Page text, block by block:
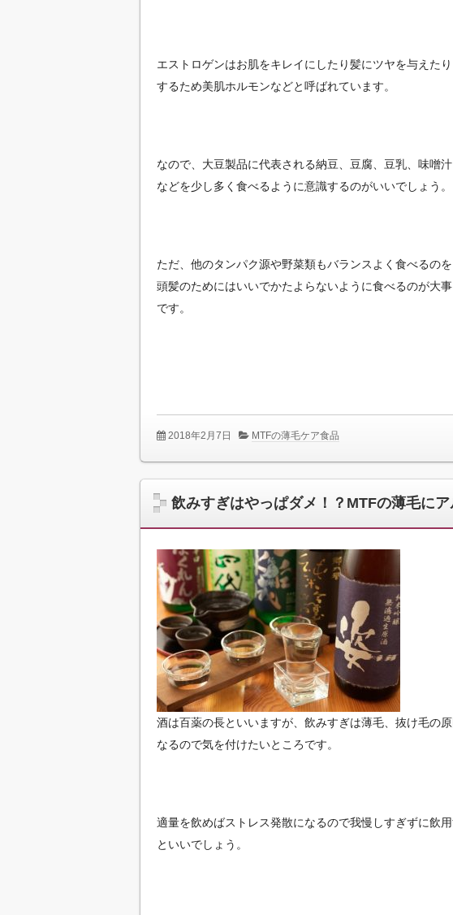
エストロゲンはお肌をキレイにしたり髪にツヤを与えたり
するため美肌ホルモンなどと呼ばれています。
なので、大豆製品に代表される納豆、豆腐、豆乳、味噌汁
などを少し多く食べるように意識するのがいいでしょう。
ただ、他のタンパク源や野菜類もバランスよく食べるのを
頭髪のためにはいいでかたよらないように食べるのが大事
です。
2018年2月7日 MTFの薄毛ケア食品
飲みすぎはやっぱダメ！？MTFの薄毛に
酒は百薬の長といいますが、飲みすぎは薄毛、抜け毛の
なるので気を付けたいところです。
適量を飲めばストレス発散になるので我慢しすぎずに飲
といいでしょう。